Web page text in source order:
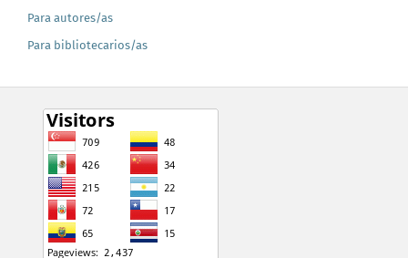
Para autores/as
Para bibliotecarios/as